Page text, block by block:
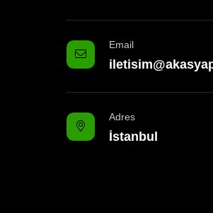
Email
Adres
İstanbul